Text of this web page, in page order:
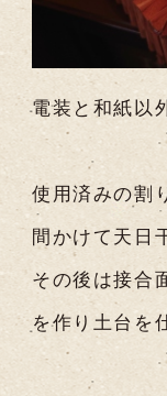
電装と和紙以
使用済みの割
間かけて天日
その後は接合
を作り土台を